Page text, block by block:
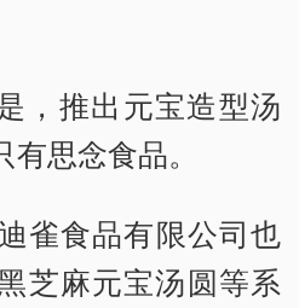
，推出元宝造型汤
思念食品。
雀食品有限公司也
芝麻元宝汤圆等系